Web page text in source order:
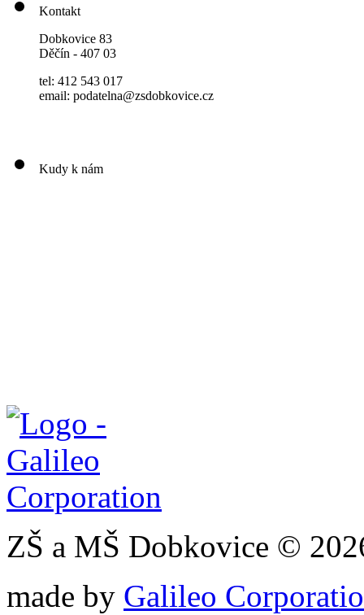
Kontakt
Dobkovice 83
Děčín - 407 03
tel: 412 543 017
email: podatelna@zsdobkovice.cz
Kudy k nám
ZŠ a MŠ Dobkovice ©
made by Galileo